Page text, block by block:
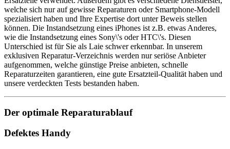
welche sich nur auf gewisse Reparaturen oder Smartphone-Modell
spezialisiert haben und Ihre Expertise dort unter Beweis stellen
können. Die Instandsetzung eines iPhones ist z.B. etwas Anderes,
wie die Instandsetzung eines Sony\'s oder HTC\'s. Diesen
Unterschied ist für Sie als Laie schwer erkennbar. In unserem
exklusiven Reparatur-Verzeichnis werden nur seriöse Anbieter
aufgenommen, welche günstige Preise anbieten, schnelle
Reparaturzeiten garantieren, eine gute Ersatzteil-Qualität haben und
unsere verdeckten Tests bestanden haben.
Der optimale Reparaturablauf
Defektes Handy